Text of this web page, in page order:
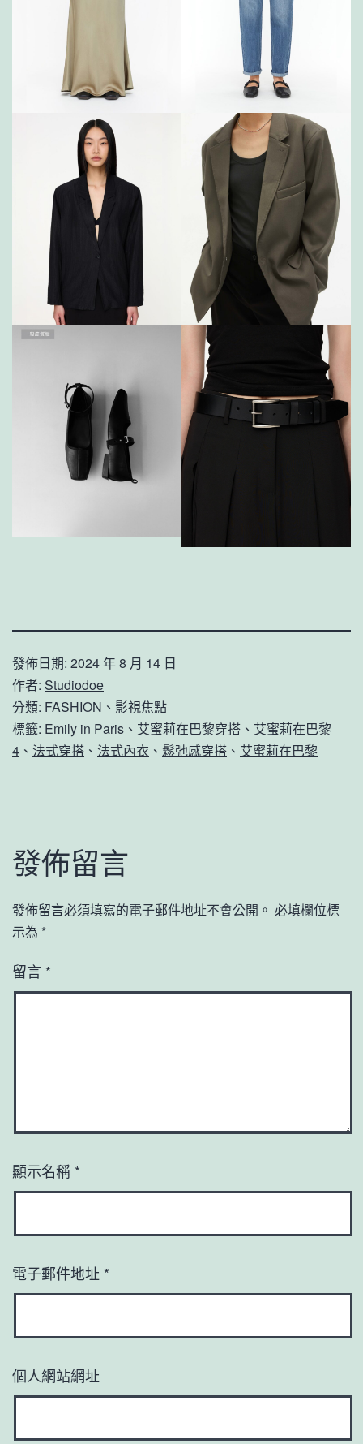
發佈日期: 2024 年 8 月 14 日
作者: Studiodoe
分類: FASHION 、 影視焦點
標籤: Emily in Paris 、 艾蜜莉在巴黎穿搭 、 艾蜜莉在巴黎
4 、 法式穿搭 、 法式內衣 、 鬆弛感穿搭 、 艾蜜莉在巴黎
發佈留言
發佈留言必須填寫的電子郵件地址不會公開。 必填欄位標
示為 *
留言 *
顯示名稱 *
電子郵件地址 *
個人網站網址